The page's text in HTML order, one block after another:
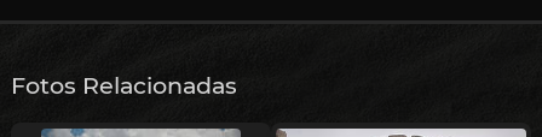
Fotos Relacionadas